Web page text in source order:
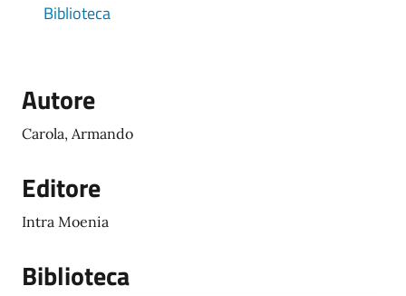
Biblioteca
Autore
Carola, Armando
Editore
Intra Moenia
Biblioteca